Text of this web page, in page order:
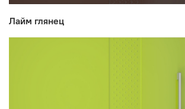
Лайм глянец